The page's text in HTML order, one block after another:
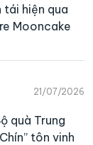
hiện qua
Mooncake
21/07/2026
quà Trung
tôn vinh